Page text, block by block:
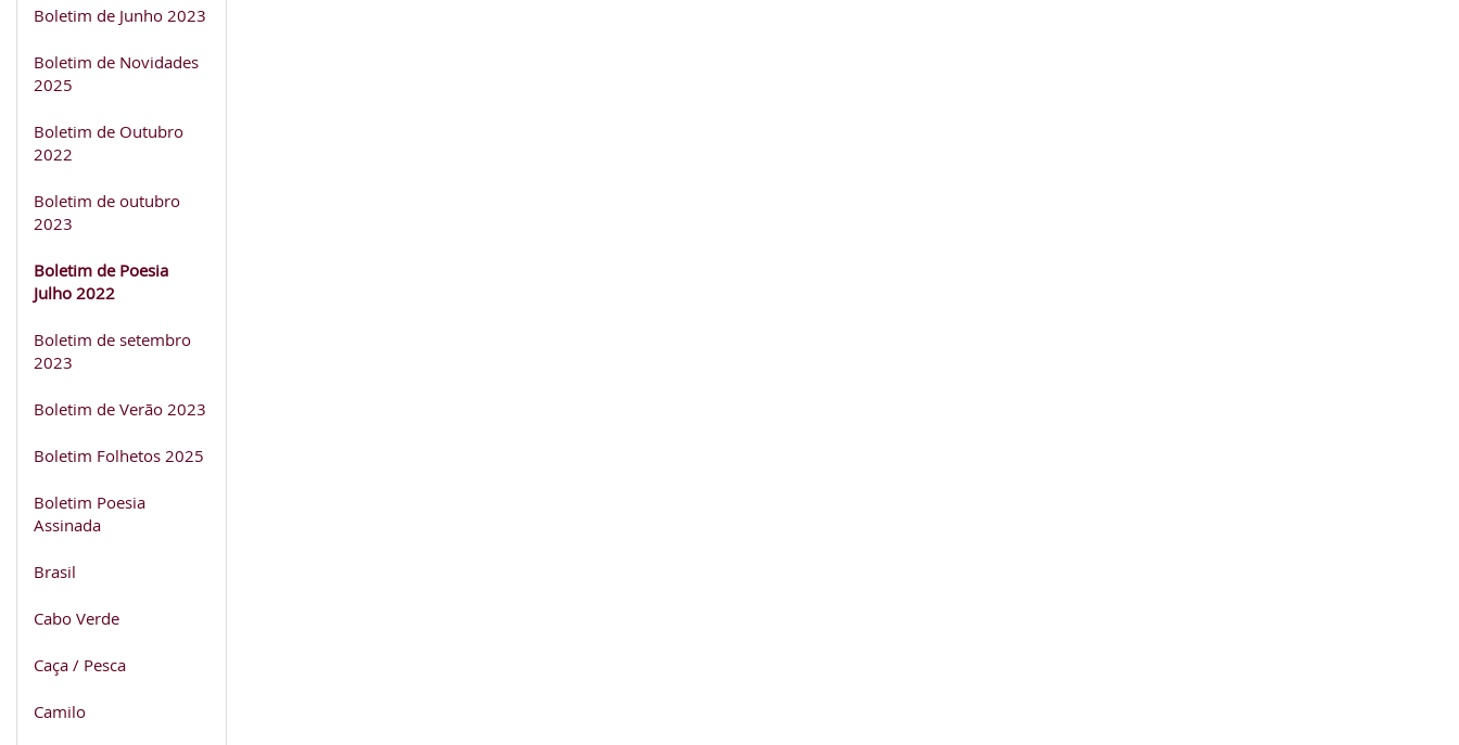
Boletim de Junho 2023
Boletim de Novidades
2025
Boletim de Outubro
2022
Boletim de outubro
2023
Boletim de Poesia
Julho 2022
Boletim de setembro
2023
Boletim de Verão 2023
Boletim Folhetos 2025
Boletim Poesia
Assinada
Brasil
Cabo Verde
Caça / Pesca
Camilo